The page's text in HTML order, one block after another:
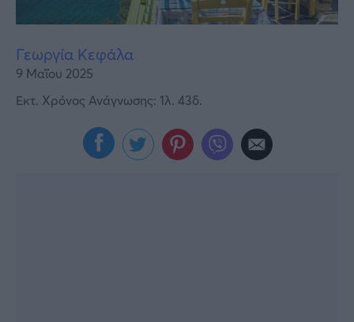
Γεωργία Κεφάλα
9 Μαΐου 2025
Εκτ. Χρόνος Ανάγνωσης: 1λ. 43δ.